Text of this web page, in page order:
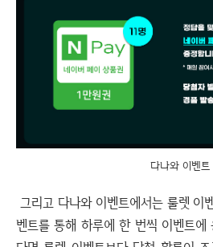
다나와 이벤트
그리고 다나와 이벤트에서는 룰렛 이
벤트를 통해 하루에 한 번씩 이벤트